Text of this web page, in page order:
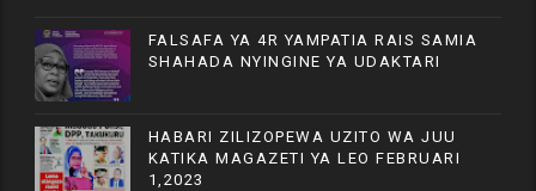
FALSAFA YA 4R YAMPATIA RAIS SAMIA
SHAHADA NYINGINE YA UDAKTARI
HABARI ZILIZOPEWA UZITO WA JUU
KATIKA MAGAZETI YA LEO FEBRUARI
1,2023